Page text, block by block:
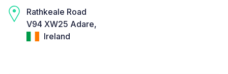
Rathkeale Road
V94 XW25 Adare,
Ireland